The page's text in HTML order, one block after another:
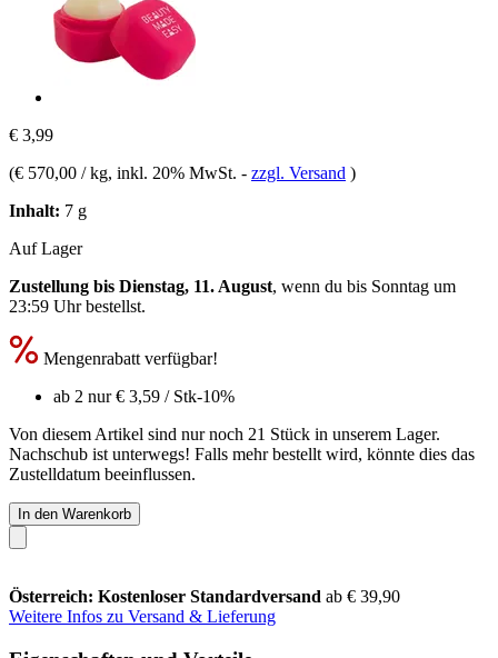
€ 3,99
(€ 570,00 / kg, inkl. 20% MwSt. - zzgl. Versand )
Inhalt: 7 g
Auf Lager
Zustellung bis Dienstag, 11. August, wenn du bis Sonntag um
23:59 Uhrbestellst.
Mengenrabatt verfügbar!
ab 2 nur€ 3,59 / Stk-10%
Von diesem Artikel sind nur noch 21 Stück in unserem Lager.
Nachschub ist unterwegs! Falls mehr bestellt wird, könnte dies das
Zustelldatum beeinflussen.
In den Warenkorb
Österreich: Kostenloser Standardversand ab € 39,90
Weitere Infos zu Versand & Lieferung